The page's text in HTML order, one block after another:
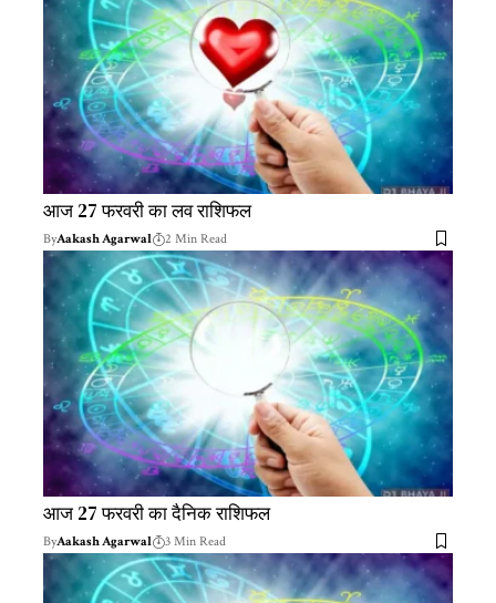
आज 27 फरवरी का लव राशिफल
ByAakash Agarwal 2 Min Read
आज 27 फरवरी का दैनिक राशिफल
ByAakash Agarwal 3 Min Read